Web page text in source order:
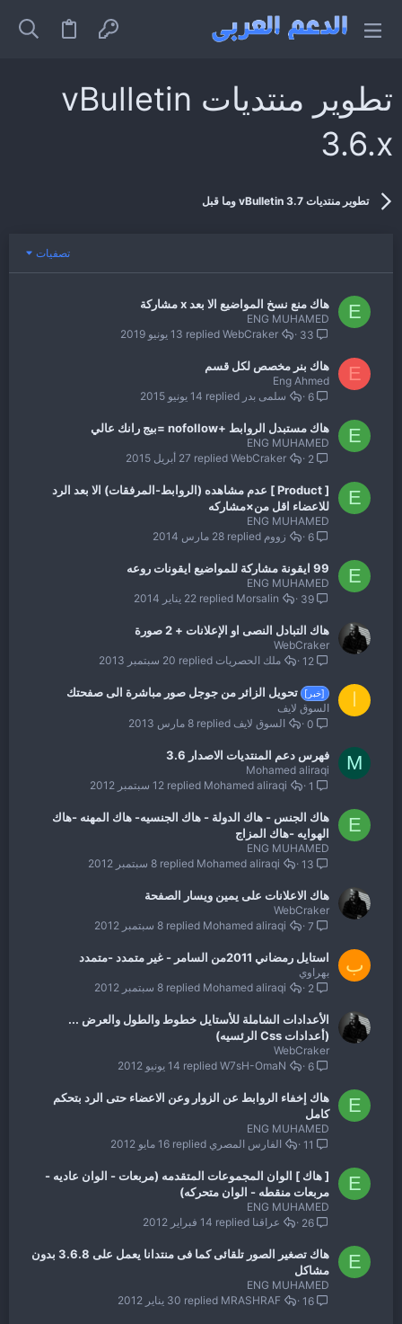
تطوير منتديات vBulletin
3.6.x
تطوير منتديات vBulletin 3.7 وما قبل
تصفيات
E هاك منع نسخ المواضيع الا بعد x مشاركة
ENG MUHAMED
33
13 يونيو 2019 WebCraker
E هاك بنر مخصص لكل قسم
Eng Ahmed
6
14 يونيو 2015 سلمى بدر
E هاك مستبدل الروابط +nofollow =بيج رانك عالي
ENG MUHAMED
2
27 أبريل 2015 WebCraker
E
[ Product ] عدم مشاهده (الروابط-المرفقات) الا بعد الرد
للاعضاء اقل من×مشاركه
ENG MUHAMED
6
28 مارس 2014 زووم
E 99 ايقونة مشاركة للمواضيع ايقونات روعه
ENG MUHAMED
39
22 يناير 2014 Morsalin
هاك التبادل النصى او الإعلانات + 2 صورة
WebCraker
12
20 سبتمبر 2013 ملك الحصريات
ا [خبر] تحويل الزائر من جوجل صور مباشرة الى صفحتك
السوق لايف
0
8 مارس 2013 السوق لايف
M فهرس دعم المنتديات الاصدار 3.6
Mohamed aliraqi
1
12 سبتمبر 2012 Mohamed aliraqi
E
هاك الجنس - هاك الدولة - هاك الجنسيه- هاك المهنه -هاك
الهوايه -هاك المزاج
ENG MUHAMED
13
8 سبتمبر 2012 Mohamed aliraqi
هاك الاعلانات على يمين ويسار الصفحة
WebCraker
7
8 سبتمبر 2012 Mohamed aliraqi
ب استايل رمضاني 2011من السامر - غير متمدد -متمدد
بهراوي
2
8 سبتمبر 2012 Mohamed aliraqi
الأعدادات الشاملة للأستايل خطوط والطول والعرض ...
(أعدادات Css الرئسيه)
WebCraker
6
14 يونيو 2012 W7sH-OmaN
E
هاك إخفاء الروابط عن الزوار وعن الاعضاء حتى الرد بتحكم
كامل
ENG MUHAMED
11
16 مايو 2012 الفارس المصري
E
[ هاك ] الوان المجموعات المتقدمه (مربعات - الوان عاديه -
مربعات منقطه - الوان متحركه)
ENG MUHAMED
26
14 فبراير 2012 عراقنا
E
هاك تصغير الصور تلقائى كما فى منتدانا يعمل على 3.6.8 بدون
مشاكل
ENG MUHAMED
16
30 يناير 2012 MRASHRAF